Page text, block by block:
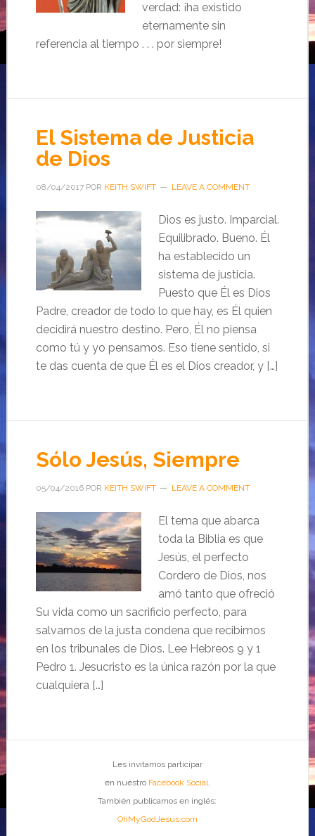
verdad: ¡ha existido
eternamente sin
referencia al tiempo . . . por siempre!
El Sistema de Justicia
de Dios
08/04/2017POR KEITH SWIFT LEAVE A COMMENT
Dios es justo. Imparcial.
Equilibrado. Bueno. Él
ha establecido un
sistema de justicia.
Puesto que Él es Dios
Padre, creador de todo lo que hay, es Él quien
decidirá nuestro destino. Pero, Él no piensa
como tú y yo pensamos. Eso tiene sentido, si
te das cuenta de que Él es el Dios creador, y […]
Sólo Jesús, Siempre
05/04/2016POR KEITH SWIFT LEAVE A COMMENT
El tema que abarca
toda la Biblia es que
Jesús, el perfecto
Cordero de Dios, nos
amó tanto que ofreció
Su vida como un sacrificio perfecto, para
salvarnos de la justa condena que recibimos
en los tribunales de Dios. Lee Hebreos 9 y 1
Pedro 1. Jesucristo es la única razón por la que
cualquiera […]
Les invitamos participar
en nuestro Facebook Social.
También publicamos en inglés:
OhMyGodJesus.com